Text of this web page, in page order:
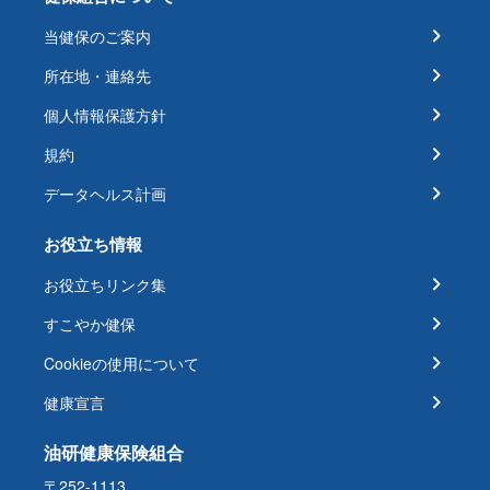
当健保のご案内
所在地・連絡先
個人情報保護方針
規約
データヘルス計画
お役立ち情報
お役立ちリンク集
すこやか健保
Cookieの使用について
健康宣言
油研健康保険組合
〒252-1113